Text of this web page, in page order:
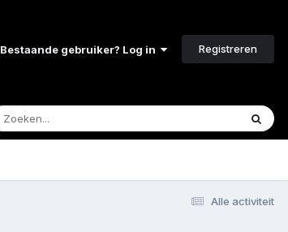
Bestaande gebruiker? Log in Registreren
Alle activiteit